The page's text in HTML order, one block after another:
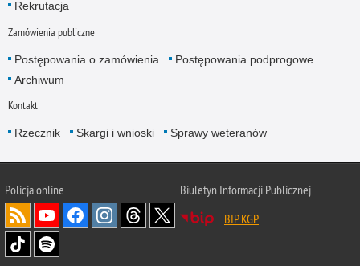
Rekrutacja
Zamówienia publiczne
Postępowania o zamówienia
Postępowania podprogowe
Archiwum
Kontakt
Rzecznik Skargi i wnioski Sprawy weteranów
Policjaonline
Biuletyn Informacji Publicznej
BIP KGP